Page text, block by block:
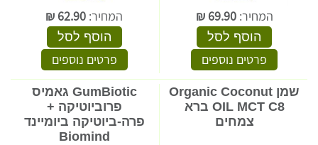
המחיר:69.90
₪
הוסף לסל
פרטים נוספים
המחיר: 62.90
₪
הוסף לסל
פרטים נוספים
שמן Organic Coconut
OIL MCT C8 ברא
צמחים
GumBiotic גאמיס
פרוביוטיקה +
פרה-ביוטיקה ביומיינד
Biomind